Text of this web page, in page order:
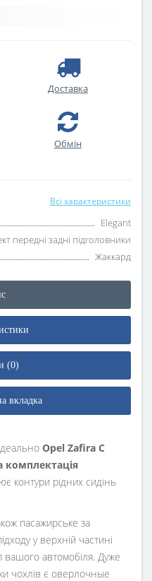
Доставка
Oбмін
Всі характеристики
Elegant
передні задні підголовники
Жаккард
(0)
вкладка
Opel Zafira C
комплектація
контури рідних сидінь
пасажирське за
у верхній частині
вашого автомобіля. Дуже
чохлів є оверлочные